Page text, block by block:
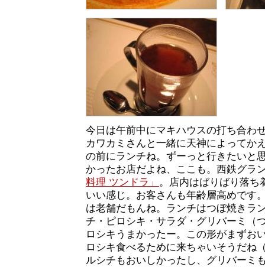
今日は午前中にマキハウスの打ち合わ
カワカミさんと一緒に天神によってか
の前にランチね。ずーっと行きたいと
かったお店だよね、ここも。西鉄グラ
料理 ツンドラ」 。店内はばりばり落ち
いい感じ。お客さんも年齢層高めです
は老舗だもんね。ランチはつぼ焼きラ
チ・ピロシキ・サラダ・グリバーミ（
ロシキうまかったー。この形がまずお
ロシキ食べるために来ちゃいそうだね
ルシチもおいしかったし、グリバーミ